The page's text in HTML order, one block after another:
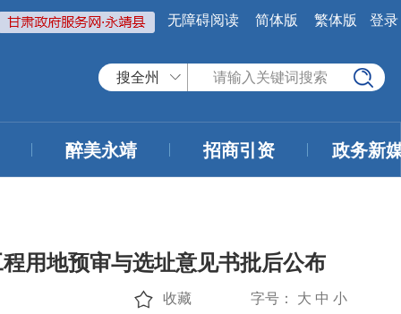
无障碍阅读 简体版 繁体版 登录
搜全州
醉美永靖 招商引资 政务新
用地预审与选址意见书批后公布
字号： 大 中 小
收藏